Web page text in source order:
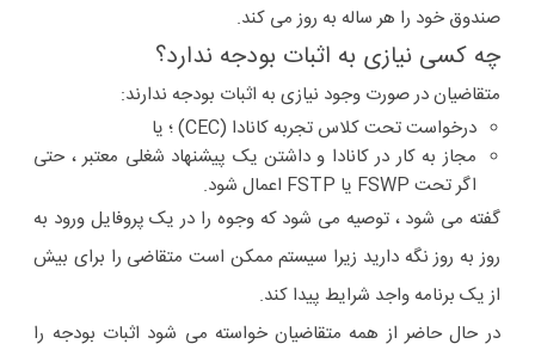
صندوق خود را هر ساله به روز می کند.
چه کسی نیازی به اثبات بودجه ندارد؟
متقاضیان در صورت وجود نیازی به اثبات بودجه ندارند:
درخواست تحت کلاس تجربه کانادا (CEC) ؛ یا
مجاز به کار در کانادا و داشتن یک پیشنهاد شغلی معتبر ، حتی
اگر تحت FSWP یا FSTP اعمال شود.
گفته می شود ، توصیه می شود که وجوه را در یک پروفایل ورود به
روز به روز نگه دارید زیرا سیستم ممکن است متقاضی را برای بیش
از یک برنامه واجد شرایط پیدا کند.
در حال حاضر از همه متقاضیان خواسته می شود اثبات بودجه را